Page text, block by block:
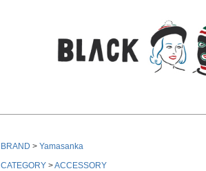
BRAND
Yamasanka
CATEGORY ACCESSORY